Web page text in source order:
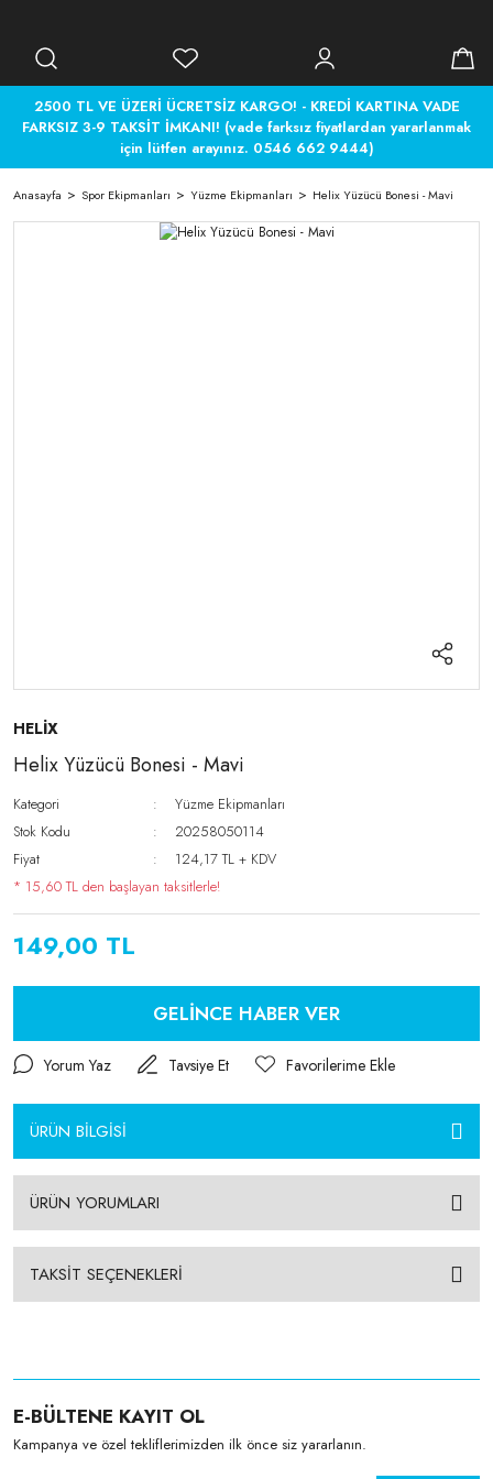
2500 TL VE ÜZERİ ÜCRETSİZ KARGO! - KREDİ KARTINA VADE
FARKSIZ 3-9 TAKSİT İMKANI! (vade farksız fiyatlardan yararlanmak
için lütfen arayınız. 0546 662 9444)
Anasayfa Spor Ekipmanları Yüzme Ekipmanları Helix Yüzücü Bonesi - Mavi
HELİX
Helix Yüzücü Bonesi - Mavi
Kategori
Yüzme Ekipmanları
Stok Kodu
20258050114
Fiyat
124,17 TL + KDV
* 15,60 TL den başlayan taksitlerle!
149,00 TL
GELİNCE HABER VER
Yorum Yaz Tavsiye Et
ÜRÜN BİLGİSİ
ÜRÜN YORUMLARI
TAKSİT SEÇENEKLERİ
E-BÜLTENE KAYIT OL
Kampanya ve özel tekliflerimizden ilk önce siz yararlanın.